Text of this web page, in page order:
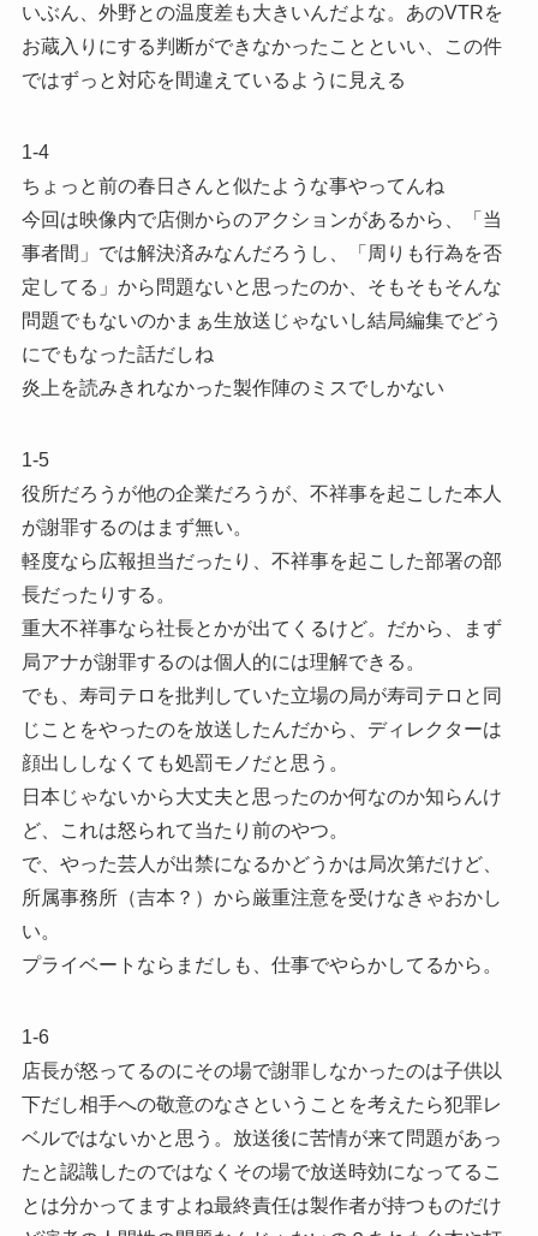
いぶん、外野との温度差も大きいんだよな。あのVTRを
お蔵入りにする判断ができなかったことといい、この件
ではずっと対応を間違えているように見える
1-4
ちょっと前の春日さんと似たような事やってんね
今回は映像内で店側からのアクションがあるから、「当
事者間」では解決済みなんだろうし、「周りも行為を否
定してる」から問題ないと思ったのか、そもそもそんな
問題でもないのかまぁ生放送じゃないし結局編集でどう
にでもなった話だしね
炎上を読みきれなかった製作陣のミスでしかない
1-5
役所だろうが他の企業だろうが、不祥事を起こした本人
が謝罪するのはまず無い。
軽度なら広報担当だったり、不祥事を起こした部署の部
長だったりする。
重大不祥事なら社長とかが出てくるけど。だから、まず
局アナが謝罪するのは個人的には理解できる。
でも、寿司テロを批判していた立場の局が寿司テロと同
じことをやったのを放送したんだから、ディレクターは
顔出ししなくても処罰モノだと思う。
日本じゃないから大丈夫と思ったのか何なのか知らんけ
ど、これは怒られて当たり前のやつ。
で、やった芸人が出禁になるかどうかは局次第だけど、
所属事務所（吉本？）から厳重注意を受けなきゃおかし
い。
プライベートならまだしも、仕事でやらかしてるから。
1-6
店長が怒ってるのにその場で謝罪しなかったのは子供以
下だし相手への敬意のなさということを考えたら犯罪レ
ベルではないかと思う。放送後に苦情が来て問題があっ
たと認識したのではなくその場で放送時効になってるこ
とは分かってますよね最終責任は製作者が持つものだけ